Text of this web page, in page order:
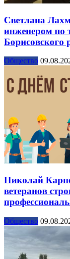
Светлана
инженером по
Борисовского
Общество
Николай
ветеранов
Общество